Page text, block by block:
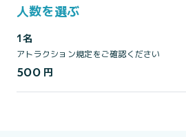
人数を選ぶ
1名
アトラクション規定をご確認ください
500 円